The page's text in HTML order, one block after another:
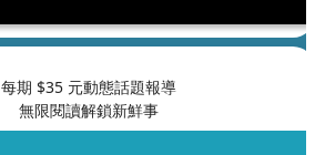
每期 $35 元動態話題報導
無限閱讀解鎖新鮮事